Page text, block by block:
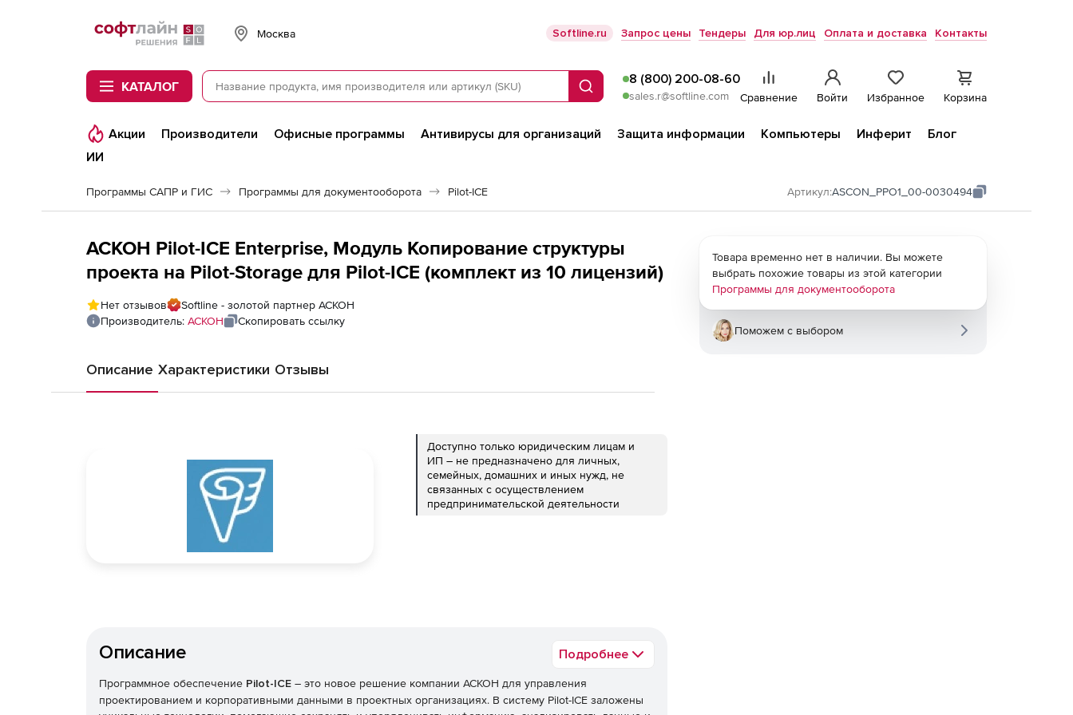
Softline
Москва Softline.ru Запрос цены Тендеры Для юр.лиц Оплата и доставка Контакты
КАТАЛОГ Поиск
8 (800) 200-08-60
sales.r@softline.com Сравнение Войти Избранное Корзина
Акции Производители Офисные программы Антивирусы для организаций Защита информации Компьютеры Инферит
Блог
ИИ
Программы САПР и ГИС Программы для документооборота Pilot-ICE Артикул:ASCON_PPO1_00-0030494
АСКОН Pilot-ICE Enterprise, Модуль Копирование структуры
проекта на Pilot-Storage для Pilot-ICE (комплект из 10 лицензий)
Нет отзывов
Softline - золотой партнер АСКОН
Производитель: АСКОН Скопировать ссылку
Описание Характеристики Отзывы
Доступно только юридическим лицам и
ИП – не предназначено для личных,
семейных, домашних и иных нужд, не
связанных с осуществлением
предпринимательской деятельности
Описание Подробнее
Программное обеспечение Pilot-ICE – это новое решение компании АСКОН для управления
проектированием и корпоративными данными в проектных организациях. В систему Pilot-ICE заложены
Товара временно нет в наличии. Вы можете
выбрать похожие товары из этой категории
Программы для документооборота
Поможем с выбором